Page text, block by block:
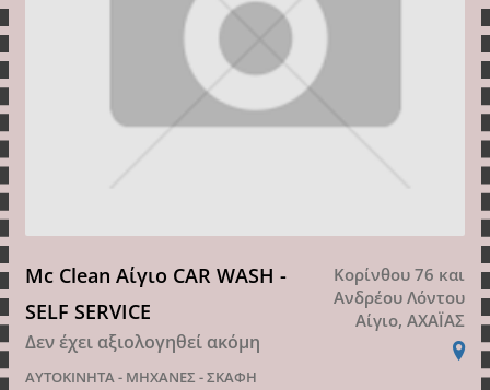
Mc Clean Αίγιο CAR WASH -
SELF SERVICE
Δεν έχει αξιολογηθεί ακόμη
ΑΥΤΟΚΙΝΗΤΑ - ΜΗΧΑΝΕΣ - ΣΚΑΦΗ
Κορίνθου 76 και
Ανδρέου Λόντου
Αίγιο, ΑΧΑΪΑΣ